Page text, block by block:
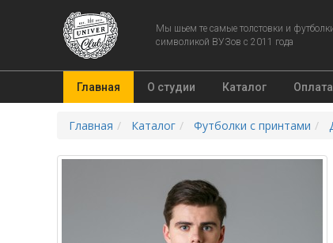
Мы шьем те самые толстовки и
символикой ВУЗов с 2011 года
Главная О студии Каталог Оплата
Главная Каталог Футболки с принтами